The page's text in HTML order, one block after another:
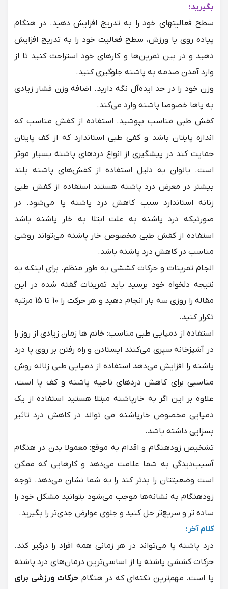
بگیرید:
سطح فعالیتهای خود را به تدریج افزایش دهید. در هنگام
پیاده روی یا ورزش، سطح فعالیت خود را به تدریج افزایش
دهید و در بین تمرین‌ها و کارهای خود استراحت کنید تا از
وارد آمدن صدمه به پاشنه جلوگیری کنید.
وزن خود را در حد ایده‌آل نگه دارید. اضافه وزن فشار زیادی
به پاها خصوصا پاشنه وارد می‌کند.
کفش طبی مناسب بپوشید. استفاده از کفش مناسب که
اندازه پایتان باشد و کفی طبی استاندارد که از کف پایتان
حمایت کند در پیشگیری از انواع دردهای پاشنه بسیار موثر
است. بانوان به دلیل استفاده از کفش‌های پاشنه بلند
بیشتر در معرض درد پاشنه هستند استفاده ازکفش طبی
زنانه استاندارد سبب کاهش درد پاشنه پا می‌شود. در
صورتیکه درد پاشنه به علت ابتلا به خار پاشنه باشد
استفاده ازکفش طبی مخصوص خار پاشنه می‌تواند روشی
مناسب در کاهش درد پاشنه باشد.
انجام تمرینات و حرکات کششی به طور منظم. برای اینکه به
نتیجه دلخواه خود برسید باید تمرینات گفته شده در این
مقاله را روزی سه بار انجام دهید و هر حرکت را 10 تا 15 مرتبه
تکرار کنید.
استفاده از دمپایی طبی مناسب: خانم ها زمان زیادی از روز را
در آشپزخانه سپری می‌کنند ایستادن و راه رفتن بر روی پا درد
پاشنه را افزایش می‌دهد استفاده از دمپایی طبی زنانه روش
مناسبی برای کاهش دردهای ناحیه پاشنه و کف پا است.
علاوه بر این اگر به خارپاشنه مبتلا هستید استفاده از یک
دمپایی مخصوص خارپاشنه می تواند در کاهش درد تاثیر
بسزایی داشته باشد.
تشخیص زودهنگام و اقدام به موقع: معمولا بدن در هنگام
آسیب‌دیدگی به شما علامت می‌دهد و کارهایی که ممکن
است وضعیتتان را بدتر ‌کند را به شما نشان می‌دهد. توجه
زودهنگام به نشانه‌ها موجب می‌شود بتوانید مشکل خود را
ساده ‌تر و سریع‌تر حل کنید و جلوی عوارض جدی‌تر را بگیرید.
کلام آخر:
درد پاشنه پا می‌تواند در هر زمانی همه افراد را درگیر کند.
حرکات کششی پاشنه پا از اساسی‌ترین درمان‌های درد پاشنه
پا است. مهم‌ترین نکته‌ای که در هنگام حرکات ورزشی برای